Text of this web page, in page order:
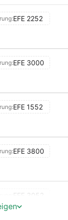
EFE 2252
EFE 3000
EFE 1552
EFE 3800
EFE 3052